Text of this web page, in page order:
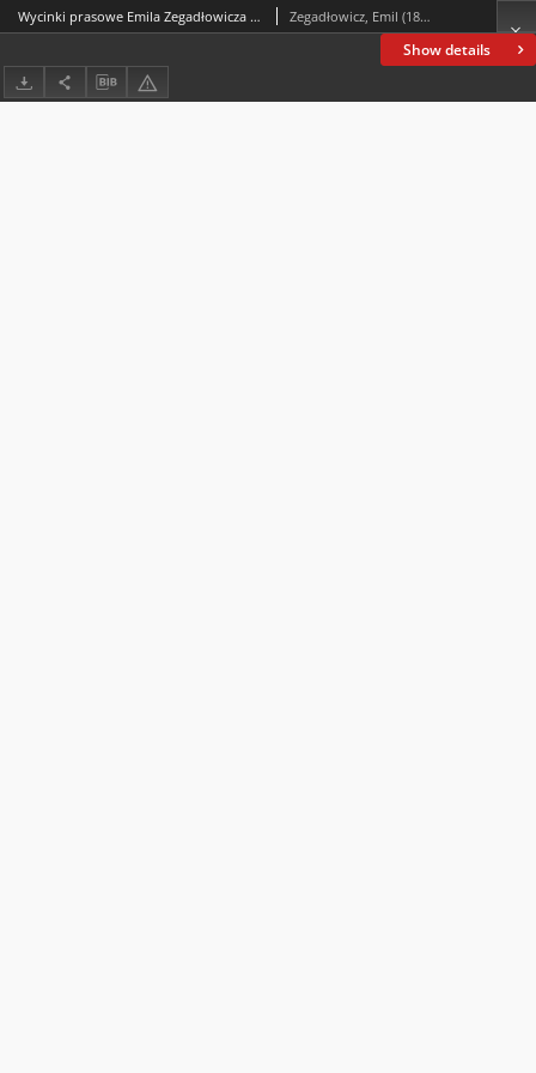
Show details
Wycinki prasowe Emila Zegadłowicza : wycinki dotyczące twórczości pisarza z polskich czasopism Zegadłowicz, Emil (1888-1941)